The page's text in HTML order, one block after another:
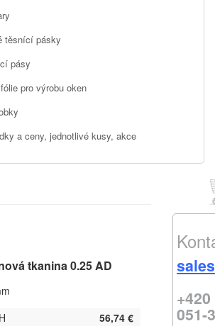
těsnící pásky
pásy
pro výrobu oken
a ceny, jednotlivé kusy, akce
tkanina 0.25 AD
56,74 €
051-